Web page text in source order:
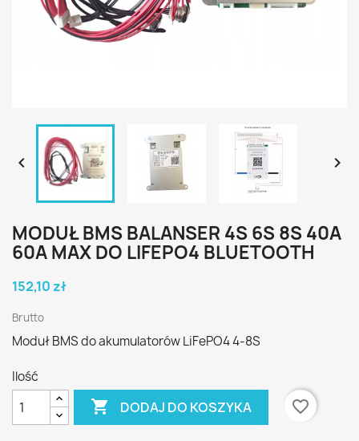
 
MODUŁ BMS BALANSER 4S 6S 8S 40A
60A MAX DO LIFEPO4 BLUETOOTH
152,10 zł
Brutto
Moduł BMS do akumulatorów LiFePO4 4-8S
Ilość
 DODAJ DO KOSZYKA favorite_border